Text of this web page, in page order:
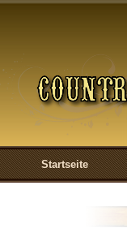
Startseite